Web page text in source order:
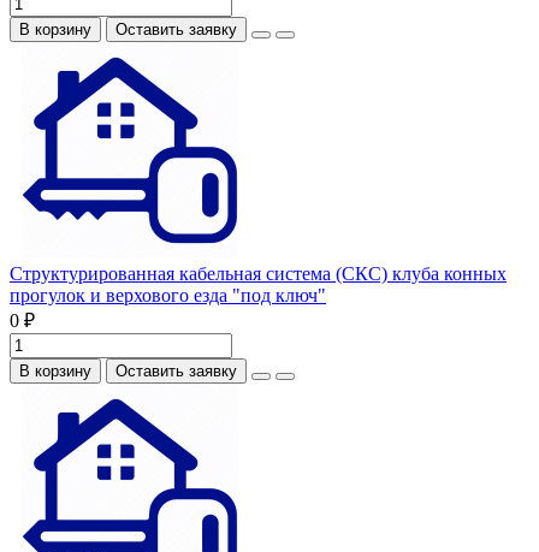
В корзину Оставить заявку
Структурированная кабельная система (СКС) клуба конных
прогулок и верхового езда "под ключ"
0 ₽
В корзину Оставить заявку